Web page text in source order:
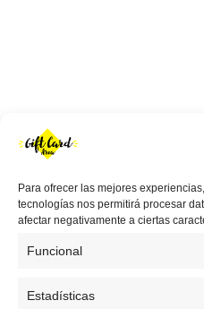
Para ofrecer las mejores
tecnologías nos permitirá procesar
afectar negativamente a ciertas
Funcional
Estadísticas